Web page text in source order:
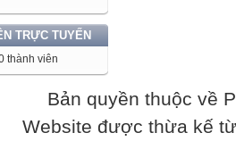
TRỰC TUYẾN
thành viên
Bản quyền thuộc về
Website được thừa kế